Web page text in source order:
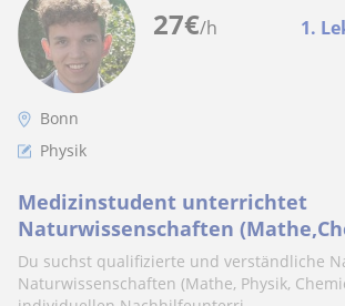
27€/h 1.
Bonn
Physik
Medizinstudent unterrichtet
Naturwissenschaften
Du suchst qualifizierte und verständliche
Naturwissenschaften (Mathe, Physik,